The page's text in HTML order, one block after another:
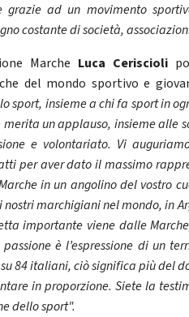
ad un movimento
costante di società,
Marche Luca Ceriscioli
del mondo sportivo e
sport, insieme a chi fa sport in
un applauso, insieme alle
e volontariato. Vi
per aver dato il massimo
in un angolino del vostro
marchigiani nel mondo, in
importante viene dalle
è l’espressione di un
84 italiani, ciò significa più del
in proporzione. Siete la
dello sport".